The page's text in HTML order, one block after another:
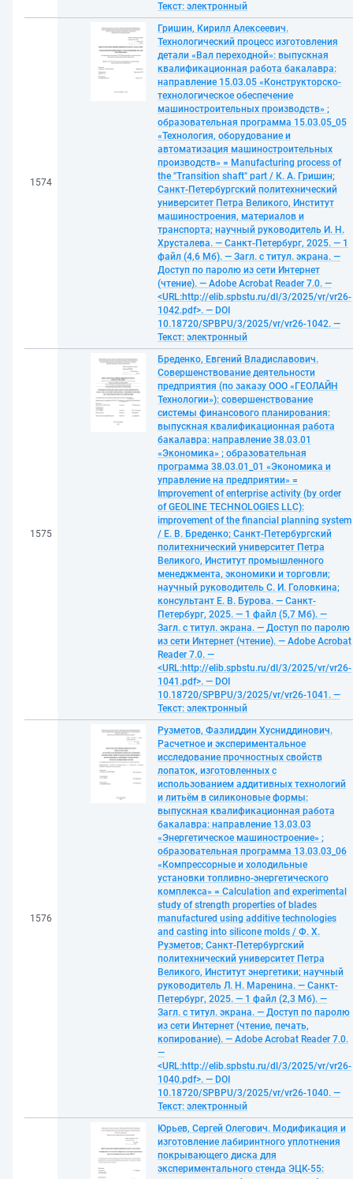
Текст: электронный
1574
Гришин, Кирилл Алексеевич.
Технологический процесс изготовления
детали «Вал переходной»: выпускная
квалификационная работа бакалавра:
направление 15.03.05 «Конструкторско-
технологическое обеспечение
машиностроительных производств» ;
образовательная программа 15.03.05_05
«Технология, оборудование и
автоматизация машиностроительных
производств» = Manufacturing process of
the "Transition shaft" part / К. А. Гришин;
Санкт-Петербургский политехнический
университет Петра Великого, Институт
машиностроения, материалов и
транспорта; научный руководитель И. Н.
Хрусталева. — Санкт-Петербург, 2025. — 1
файл (4,6 Мб). — Загл. с титул. экрана. —
Доступ по паролю из сети Интернет
(чтение). — Adobe Acrobat Reader 7.0. —
<URL:http://elib.spbstu.ru/dl/3/2025/vr/vr26-
1042.pdf>. — DOI
10.18720/SPBPU/3/2025/vr/vr26-1042. —
Текст: электронный
1575
Бреденко, Евгений Владиславович.
Совершенствование деятельности
предприятия (по заказу ООО «ГЕОЛАЙН
Технологии»): совершенствование
системы финансового планирования:
выпускная квалификационная работа
бакалавра: направление 38.03.01
«Экономика» ; образовательная
программа 38.03.01_01 «Экономика и
управление на предприятии» =
Improvement of enterprise activity (by order
of GEOLINE TECHNOLOGIES LLC):
improvement of the financial planning system
/ Е. В. Бреденко; Санкт-Петербургский
политехнический университет Петра
Великого, Институт промышленного
менеджмента, экономики и торговли;
научный руководитель С. И. Головкина;
консультант Е. В. Бурова. — Санкт-
Петербург, 2025. — 1 файл (5,7 Мб). —
Загл. с титул. экрана. — Доступ по паролю
из сети Интернет (чтение). — Adobe Acrobat
Reader 7.0. —
<URL:http://elib.spbstu.ru/dl/3/2025/vr/vr26-
1041.pdf>. — DOI
10.18720/SPBPU/3/2025/vr/vr26-1041. —
Текст: электронный
1576
Рузметов, Фазлиддин Хусниддинович.
Расчетное и экспериментальное
исследование прочностных свойств
лопаток, изготовленных с
использованием аддитивных технологий
и литьём в силиконовые формы:
выпускная квалификационная работа
бакалавра: направление 13.03.03
«Энергетическое машиностроение» ;
образовательная программа 13.03.03_06
«Компрессорные и холодильные
установки топливно-энергетического
комплекса» = Calculation and experimental
study of strength properties of blades
manufactured using additive technologies
and casting into silicone molds / Ф. Х.
Рузметов; Санкт-Петербургский
политехнический университет Петра
Великого, Институт энергетики; научный
руководитель Л. Н. Маренина. — Санкт-
Петербург, 2025. — 1 файл (2,3 Мб). —
Загл. с титул. экрана. — Доступ по паролю
из сети Интернет (чтение, печать,
копирование). — Adobe Acrobat Reader 7.0.
—
<URL:http://elib.spbstu.ru/dl/3/2025/vr/vr26-
1040.pdf>. — DOI
10.18720/SPBPU/3/2025/vr/vr26-1040. —
Текст: электронный
Юрьев, Сергей Олегович. Модификация и
изготовление лабиринтного уплотнения
покрывающего диска для
экспериментального стенда ЭЦК-55: